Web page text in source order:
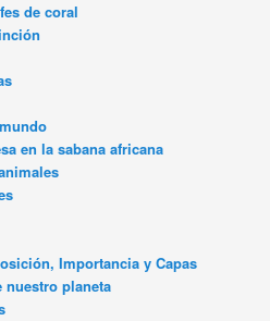
de coral
en la sabana africana
Importancia y Capas
planeta